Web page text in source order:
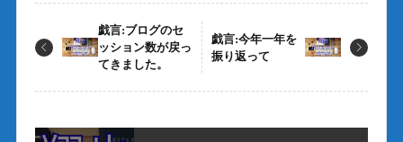
戯言:ブログのセ
ッション数が戻っ
てきました。
戯言:今年一年を
振り返って